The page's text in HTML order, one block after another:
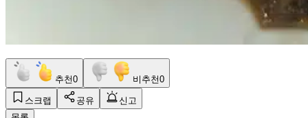
추천0 비추천0
스크랩 공유
신고